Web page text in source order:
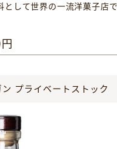
として世界の一流洋菓子店
プライベートストック